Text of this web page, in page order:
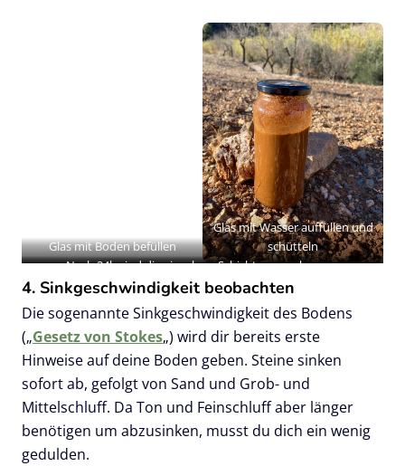
Glas mit Boden befüllen
Glas mit Wasser auffüllen und
schütteln
Nach 24h sind die einzelnen Schichten zu erkennen
4. Sinkgeschwindigkeit beobachten
Die sogenannte Sinkgeschwindigkeit des Bodens
(„Gesetz von Stokes„) wird dir bereits erste
Hinweise auf deine Boden geben. Steine sinken
sofort ab, gefolgt von Sand und Grob- und
Mittelschluff. Da Ton und Feinschluff aber länger
benötigen um abzusinken, musst du dich ein wenig
gedulden.